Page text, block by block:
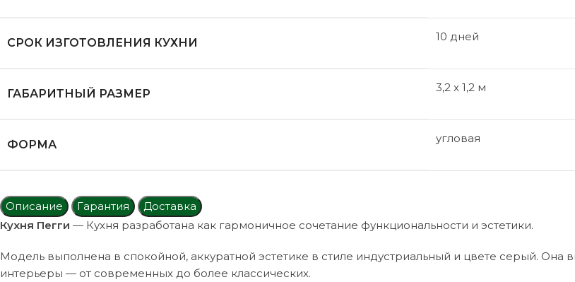
СРОК ИЗГОТОВЛЕНИЯ КУХНИ 10 дней
ГАБАРИТНЫЙ РАЗМЕР 3,2 x 1,2 м
ФОРМА угловая
Описание Гарантия
Доставка
Кухня Пегги — Кухня разработана как гармоничное сочетание функциональности и эстетики.
Модель выполнена в спокойной, аккуратной эстетике в стиле индустриальный и цвете серый. Она
интерьеры — от современных до более классических.